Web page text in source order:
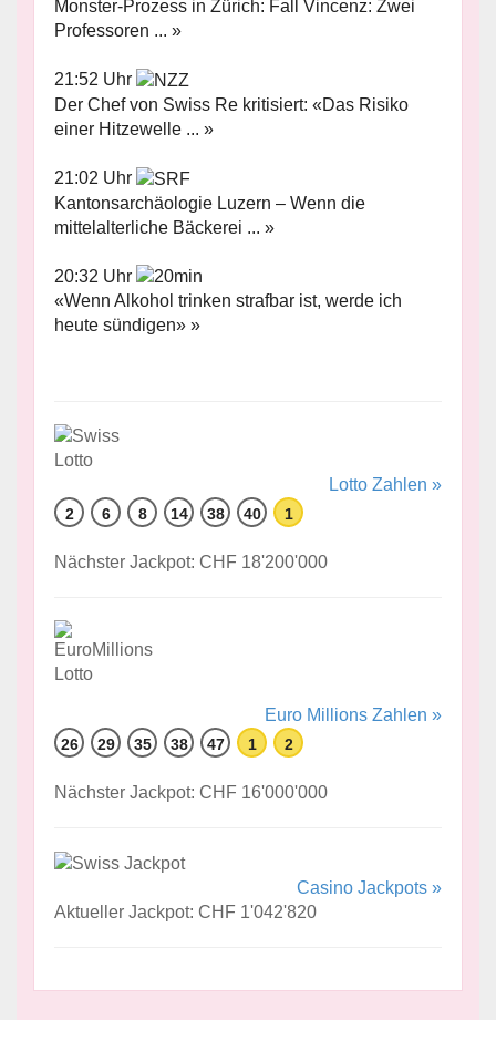
Monster-Prozess in Zürich: Fall Vincenz: Zwei
Professoren ... »
21:52 Uhr
Der Chef von Swiss Re kritisiert: «Das Risiko
einer Hitzewelle ... »
21:02 Uhr
Kantonsarchäologie Luzern – Wenn die
mittelalterliche Bäckerei ... »
20:32 Uhr
«Wenn Alkohol trinken strafbar ist, werde ich
heute sündigen» »
Lotto Zahlen »
2 6 8 14 38 40 1
Nächster Jackpot: CHF 18'200'000
Euro Millions Zahlen »
26 29 35 38 47 1 2
Nächster Jackpot: CHF 16'000'000
Casino Jackpots »
Aktueller Jackpot: CHF 1'042'820